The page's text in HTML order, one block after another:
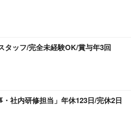
タッフ/完全未経験OK/賞与年3回
社内研修担当」年休123日/完休2日